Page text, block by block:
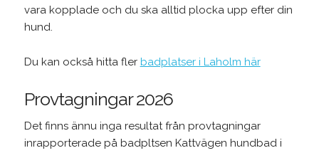
vara kopplade och du ska alltid plocka upp efter din
hund.
Du kan också hitta fler badplatser i Laholm här
Provtagningar 2026
Det finns ännu inga resultat från provtagningar
inrapporterade på badpltsen Kattvägen hundbad i